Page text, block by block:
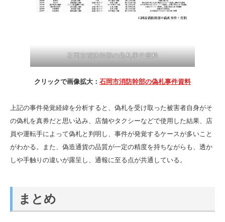
石岡市消防幹部の偽札事件資料
クリックで画像拡大： 石岡市消防幹部の偽札事件資料
上記の事件発覚経緯を分析すると、偽札を受け取った被害者自身がそ
の偽札を真券だと思い込み、店舗やタクシーなどで使用した結果、店
員や運転手によって偽札と判明し、事件が発覚するケースが多いこと
がわかる。また、偽造通貨の品質が一定の精度を持ちながらも、透か
しや手触りの違いが露呈し、通報に至る点が共通している。
まとめ